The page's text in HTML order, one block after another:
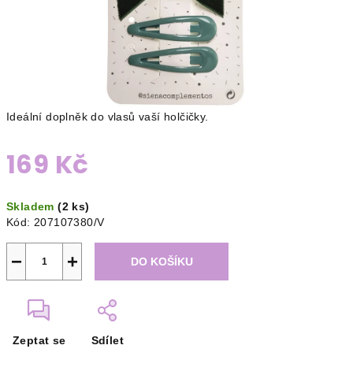
Ideální doplněk do vlasů vaší holčičky.
169 Kč
cena:
Skladem(2 ks)
Kód: 207107380/V
+
− DO KOŠÍKU
Zeptat se Sdílet